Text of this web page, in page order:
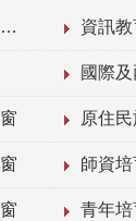
資訊
國際
原住
師資
青年培